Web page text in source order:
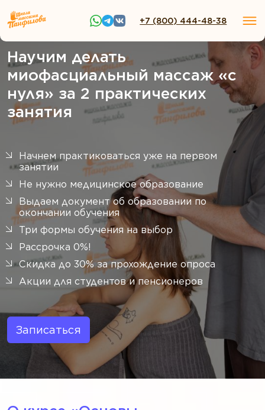
+7 (800) 444-48-38
Научим делать
миофасциальный массаж «с
нуля» за 2 практических
занятия
Начнем практиковаться уже на первом
занятии
Не нужно медицинское образование
Выдаем документ об образовании по
окончании обучения
Три формы обучения на выбор
Рассрочка 0%!
Скидка до 30% за прохождение опроса
Акции для студентов и пенсионеров
Записаться